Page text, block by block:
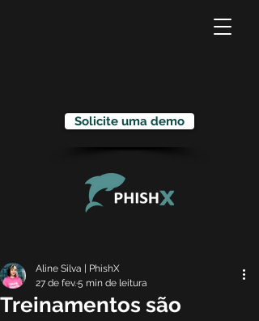
Solicite uma demo
Treinamentos são
Aline Silva | PhishX
27 de fev.5 min de leitura